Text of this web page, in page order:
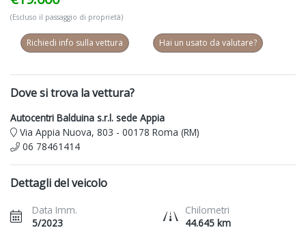
(Escluso il passaggio di proprietà)
Richiedi info sulla vettura Hai un usato da valutare?
Dove si trova la vettura?
Autocentri Balduina s.r.l. sede Appia
Via Appia Nuova, 803 - 00178 Roma (RM)
06 78461414
Dettagli del veicolo
Data Imm.
5/2023
Chilometri
44.645 km